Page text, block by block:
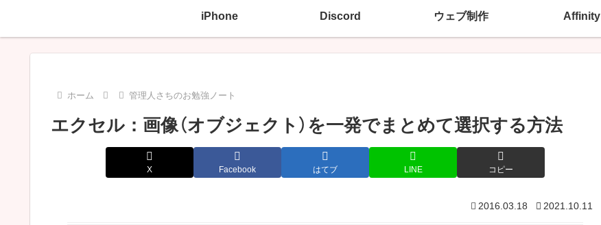
iPhone Discord ウェブ制作 Affinity
ホーム 管理人さちのお勉強ノート
エクセル：画像（オブジェクト）を一発でまとめて選択する方法
X Facebook はてブ LINE コピー
2016.03.18 2021.10.11